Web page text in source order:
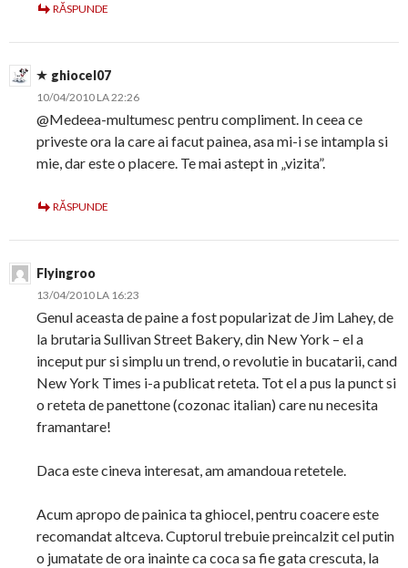
RĂSPUNDE
ghiocel07
10/04/2010 LA 22:26
@Medeea-multumesc pentru compliment. In ceea ce
priveste ora la care ai facut painea, asa mi-i se intampla si
mie, dar este o placere. Te mai astept in „vizita”.
RĂSPUNDE
Flyingroo
13/04/2010 LA 16:23
Genul aceasta de paine a fost popularizat de Jim Lahey, de
la brutaria Sullivan Street Bakery, din New York – el a
inceput pur si simplu un trend, o revolutie in bucatarii, cand
New York Times i-a publicat reteta. Tot el a pus la punct si
o reteta de panettone (cozonac italian) care nu necesita
framantare!
Daca este cineva interesat, am amandoua retetele.
Acum apropo de painica ta ghiocel, pentru coacere este
recomandat altceva. Cuptorul trebuie preincalzit cel putin
o jumatate de ora inainte ca coca sa fie gata crescuta, la